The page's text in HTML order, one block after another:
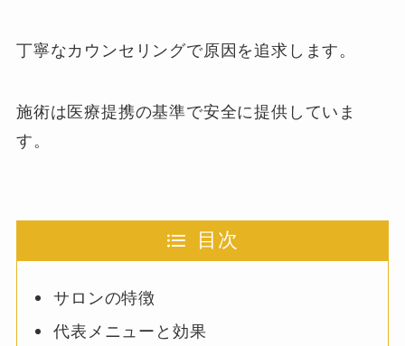
丁寧なカウンセリングで原因を追求します。
施術は医療提携の基準で安全に提供していま
す。
目次
サロンの特徴
代表メニューと効果